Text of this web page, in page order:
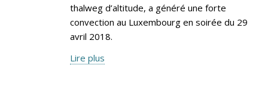
thalweg d’altitude, a généré une forte
convection au Luxembourg en soirée du 29
avril 2018.
Lire plus